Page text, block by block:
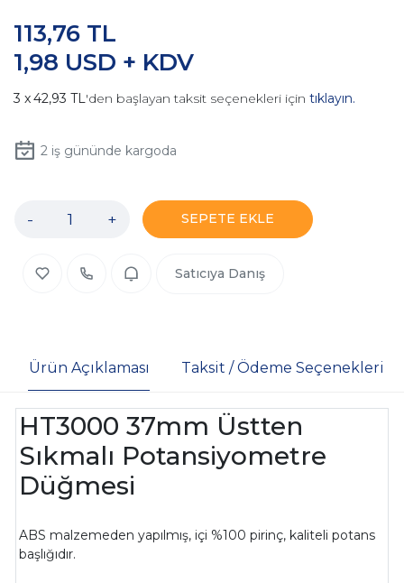
1,98 USD + KDV
113,76 TL
42,93 TL'den başlayan taksit seçenekleri için tıklayın.
2iş gününde kargoda
- + SEPETE EKLE
Satıcıya Danış
Ürün Açıklaması Taksit / Ödeme Seçenekleri
HT3000 37mm Üstten
Sıkmalı Potansiyometre
Düğmesi
ABS malzemeden yapılmış, içi %100 pirinç, kaliteli potans
başlığıdır.